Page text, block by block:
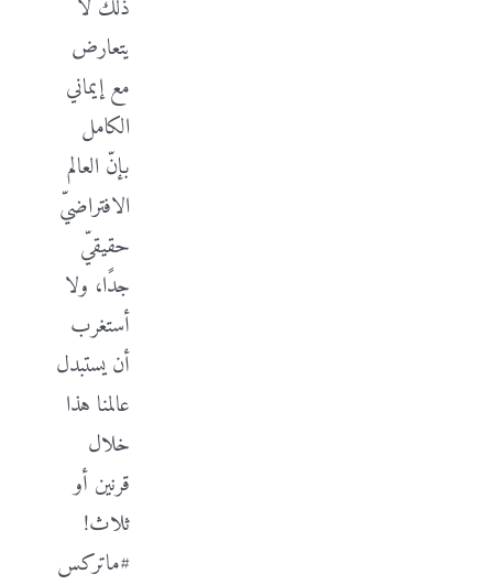
ذلك لا
يتعارض
مع إيماني
الكامل
بإنّ العالم
الافتراضيّ
حقيقيّ
جدًا، ولا
أستغرب
أن يستبدل
عالمنا هذا
خلال
قرنين أو
ثلاث!
#ماتركس